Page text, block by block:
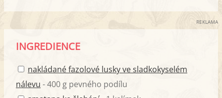
REKLAMA
INGREDIENCE
nakládané fazolové lusky ve sladkokyselém
nálevu - 400 g pevného podílu